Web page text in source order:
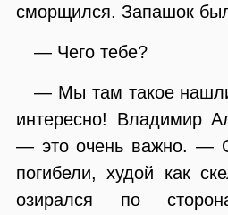
сморщился. Запашок
— Чего тебе?
— Мы там такое
интересно! Владимир
— это очень важно. —
погибели, худой как
озирался по